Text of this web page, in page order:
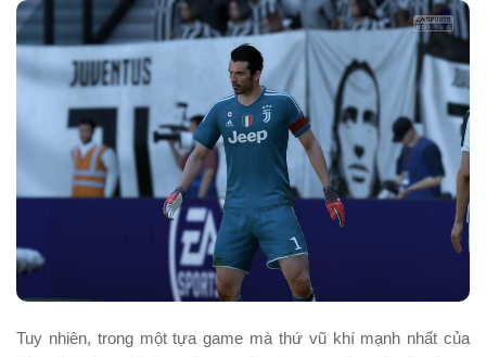
Tuy nhiên, trong một tựa game mà thứ vũ khí mạnh nhất của